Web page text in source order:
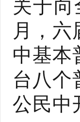
关于
月，
中基本
台八个
公民中